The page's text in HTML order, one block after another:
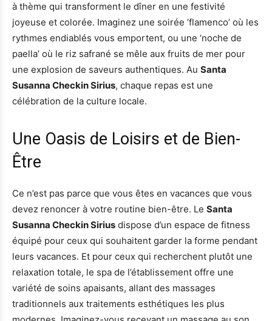
à thème qui transforment le dîner en une festivité
joyeuse et colorée. Imaginez une soirée ‘flamenco’ où les
rythmes endiablés vous emportent, ou une ‘noche de
paella’ où le riz safrané se mêle aux fruits de mer pour
une explosion de saveurs authentiques. Au Santa
Susanna Checkin Sirius, chaque repas est une
célébration de la culture locale.
Une Oasis de Loisirs et de Bien-
Être
Ce n’est pas parce que vous êtes en vacances que vous
devez renoncer à votre routine bien-être. Le Santa
Susanna Checkin Sirius dispose d’un espace de fitness
équipé pour ceux qui souhaitent garder la forme pendant
leurs vacances. Et pour ceux qui recherchent plutôt une
relaxation totale, le spa de l’établissement offre une
variété de soins apaisants, allant des massages
traditionnels aux traitements esthétiques les plus